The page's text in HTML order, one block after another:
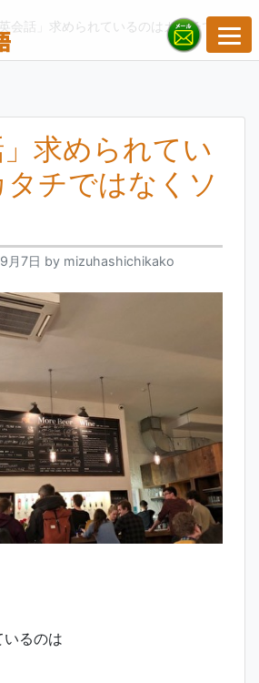
英会話」求められているのはカタチではな
」求められてい
チではなくソ
月7日 by mizuhashichikako
るのは